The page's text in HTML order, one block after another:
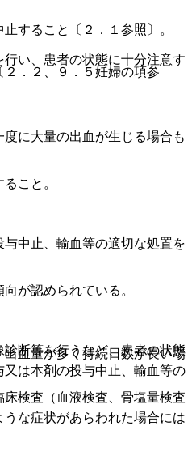
すること〔２．１参照〕。
い、患者の状態に十分注意す
に大量の出血が生じる場合も
こと。
中止、輸血等の適切な処置を
が認められている。
断等を行うなど、患者の状態
検査（血液検査、骨塩量検査
．２、９．５妊婦の項参
血量が多く持続日数が長い場
は本剤の投与中止、輸血等の
な症状があらわれた場合には